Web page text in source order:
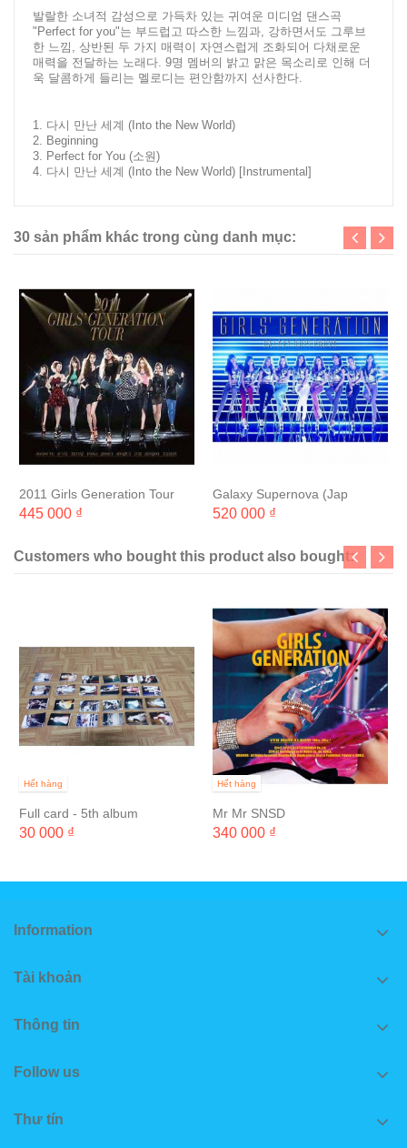
발랄한 소녀적 감성으로 가득차 있는 귀여운 미디엄 댄스곡
"Perfect for you"는 부드럽고 따스한 느낌과, 강하면서도 그루브
한 느낌, 상반된 두 가지 매력이 자연스럽게 조화되어 다채로운
매력을 전달하는 노래다. 9명 멤버의 밝고 맑은 목소리로 인해 더
욱 달콤하게 들리는 멜로디는 편안함까지 선사한다.
1. 다시 만난 세계 (Into the New World)
2. Beginning
3. Perfect for You (소원)
4. 다시 만난 세계 (Into the New World) [Instrumental]
30 sản phẩm khác trong cùng danh mục:
2011 Girls Generation Tour
(2CD+60P 화보집) [포스터+지
445 000 ₫
Galaxy Supernova (Jap
CD+DVD 초회한정반)
520 000 ₫
Customers who bought this product also bought:
Hết hàng
Full card - 5th album
30 000 ₫
Hết hàng
Mr Mr SNSD
340 000 ₫
Information
Tài khoản
Thông tin
Follow us
Thư tín